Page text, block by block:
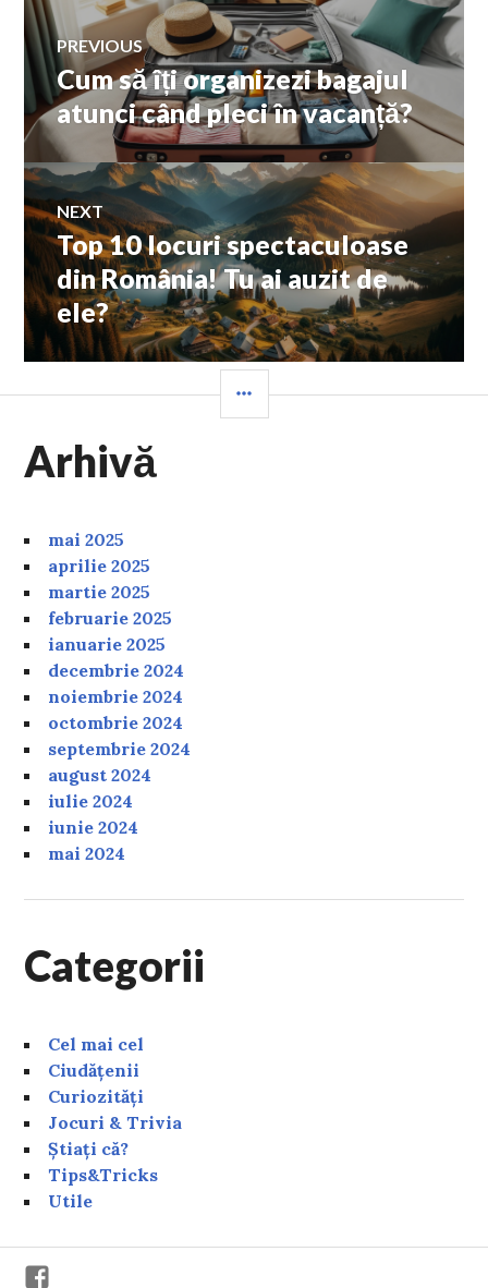
Navigare
în
articole
PREVIOUS
Previous
post:
Cum să îți organizezi bagajul
atunci când pleci în vacanță?
NEXT
Next
post:
Top 10 locuri spectaculoase
din România! Tu ai auzit de
ele?
Arhivă
mai 2025
aprilie 2025
martie 2025
februarie 2025
ianuarie 2025
decembrie 2024
noiembrie 2024
octombrie 2024
septembrie 2024
august 2024
iulie 2024
iunie 2024
mai 2024
Categorii
Cel mai cel
Ciudățenii
Curiozități
Jocuri & Trivia
Știați că?
Tips&Tricks
Utile